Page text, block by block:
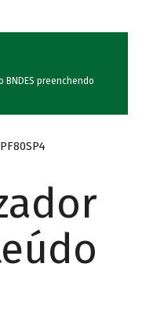
preenchendo